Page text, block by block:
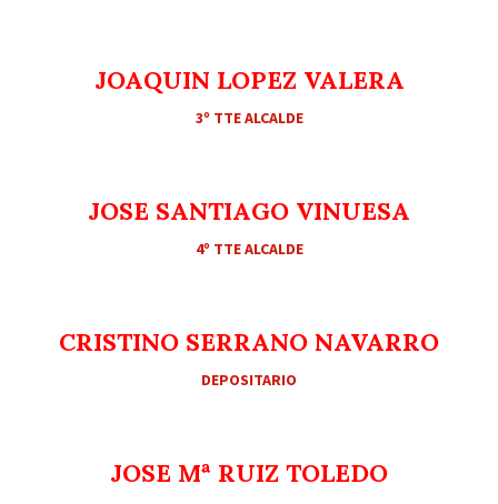
JOAQUIN LOPEZ VALERA
3º TTE ALCALDE
JOSE SANTIAGO VINUESA
4º TTE ALCALDE
CRISTINO SERRANO NAVARRO
DEPOSITARIO
JOSE Mª RUIZ TOLEDO